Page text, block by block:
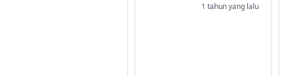
1 tahun yang lalu